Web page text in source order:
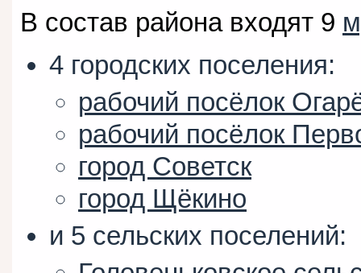
В состав района входят 9
4 городских поселения:
рабочий посёлок
рабочий посёлок
город Советск
город Щёкино
и 5 сельских поселений: